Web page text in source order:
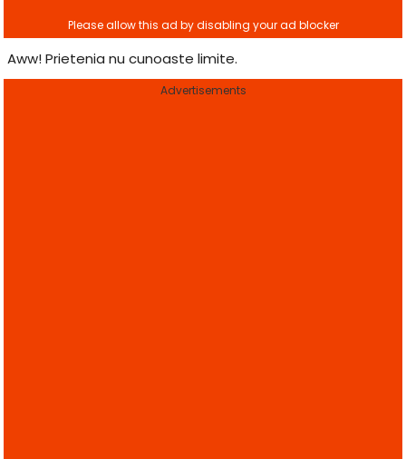
Aww! Prietenia nu cunoaste limite.
Advertisements